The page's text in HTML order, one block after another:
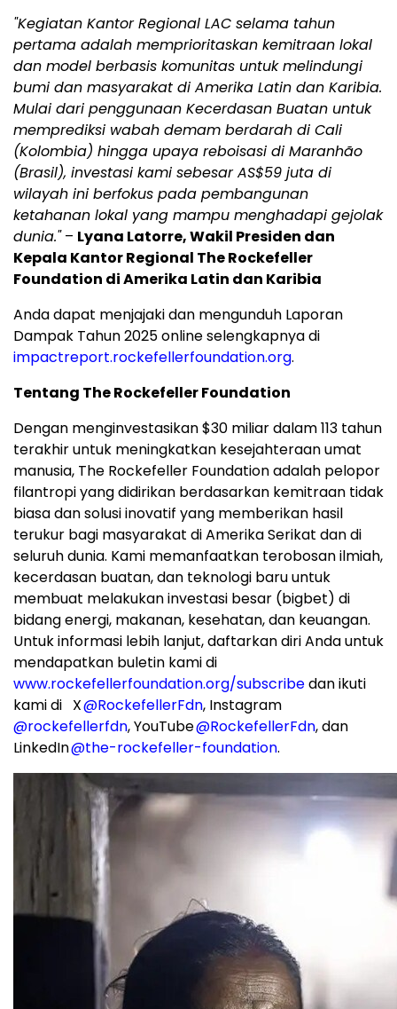
"Kegiatan Kantor Regional LAC selama tahun
pertama adalah memprioritaskan kemitraan lokal
dan model berbasis komunitas untuk melindungi
bumi dan masyarakat di Amerika Latin dan Karibia.
Mulai dari penggunaan Kecerdasan Buatan untuk
memprediksi wabah demam berdarah di Cali
(Kolombia) hingga upaya reboisasi di Maranhão
(Brasil), investasi kami sebesar AS$59 juta di
wilayah ini berfokus pada pembangunan
ketahanan lokal yang mampu menghadapi gejolak
dunia."– Lyana Latorre, Wakil Presiden dan
Kepala Kantor Regional The Rockefeller
Foundation di Amerika Latin dan Karibia
Anda dapat menjajaki dan mengunduh Laporan
Dampak Tahun 2025 online selengkapnya di
impactreport.rockefellerfoundation.org.
Tentang The Rockefeller Foundation
Dengan menginvestasikan $30 miliar dalam 113 tahun
terakhir untuk meningkatkan kesejahteraan umat
manusia, The Rockefeller Foundation adalah pelopor
filantropi yang didirikan berdasarkan kemitraan tidak
biasa dan solusi inovatif yang memberikan hasil
terukur bagi masyarakat di Amerika Serikat dan di
seluruh dunia. Kami memanfaatkan terobosan ilmiah,
kecerdasan buatan, dan teknologi baru untuk
membuat melakukan investasi besar (bigbet) di
bidang energi, makanan, kesehatan, dan keuangan.
Untuk informasi lebih lanjut, daftarkan diri Anda untuk
mendapatkan buletin kami di
www.rockefellerfoundation.org/subscribedan ikuti
kami di X@RockefellerFdn, Instagram
@rockefellerfdn, YouTube@RockefellerFdn, dan
LinkedIn@the-rockefeller-foundation.